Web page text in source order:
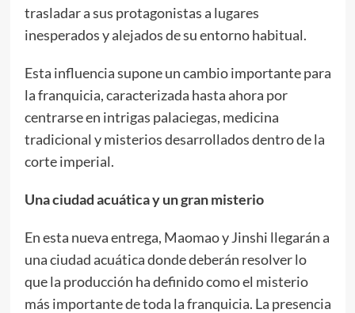
trasladar a sus protagonistas a lugares
inesperados y alejados de su entorno habitual.
Esta influencia supone un cambio importante para
la franquicia, caracterizada hasta ahora por
centrarse en intrigas palaciegas, medicina
tradicional y misterios desarrollados dentro de la
corte imperial.
Una ciudad acuática y un gran misterio
En esta nueva entrega, Maomao y Jinshi llegarán a
una ciudad acuática donde deberán resolver lo
que la producción ha definido como el misterio
más importante de toda la franquicia. La presencia